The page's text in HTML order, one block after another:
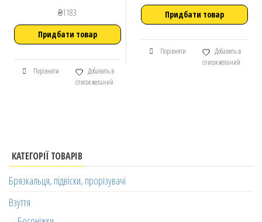
₴1183
Придбати товар
Порівняти
Добавить в
список желаний
Придбати товар
Порівняти
Добавить в
список желаний
КАТЕГОРІЇ ТОВАРІВ
Брязкальця, підвіски, прорізувачі
Взуття